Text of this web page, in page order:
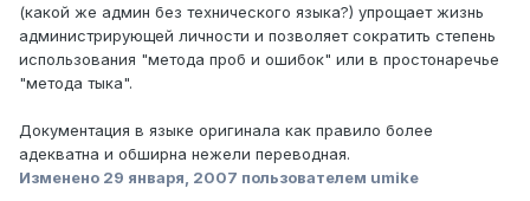
(какой же админ без технического языка?) упрощает жизнь
администрирующей личности и позволяет сократить степень
использования "метода проб и ошибок" или в простонаречье
"метода тыка".
Документация в языке оригинала как правило более
адекватна и обширна нежели переводная.
Изменено 29 января, 2007 пользователем umike